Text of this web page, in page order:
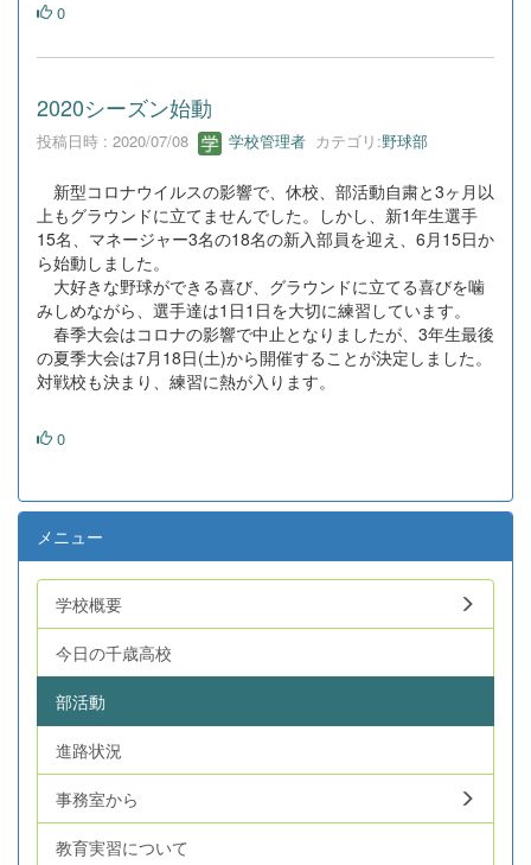
0
2020シーズン始動
投稿日時 : 2020/07/08 学校管理者 カテゴリ:野球部
新型コロナウイルスの影響で、休校、部活動自粛と3ヶ月以
上もグラウンドに立てませんでした。しかし、新1年生選手
15名、マネージャー3名の18名の新入部員を迎え、6月15日か
ら始動しました。
大好きな野球ができる喜び、グラウンドに立てる喜びを噛
みしめながら、選手達は1日1日を大切に練習しています。
春季大会はコロナの影響で中止となりましたが、3年生最後
の夏季大会は7月18日(土)から開催することが決定しました。
対戦校も決まり、練習に熱が入ります。
0
メニュー
学校概要
今日の千歳高校
部活動
進路状況
事務室から
教育実習について